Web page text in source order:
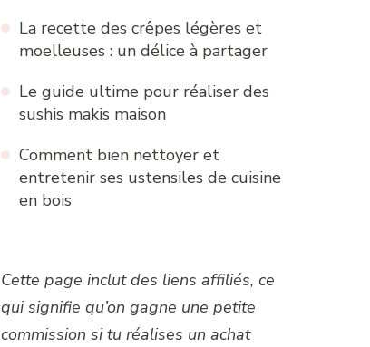
La recette des crêpes légères et
moelleuses : un délice à partager
Le guide ultime pour réaliser des
sushis makis maison
Comment bien nettoyer et
entretenir ses ustensiles de cuisine
en bois
Cette page inclut des liens affiliés, ce
qui signifie qu’on gagne une petite
commission si tu réalises un achat